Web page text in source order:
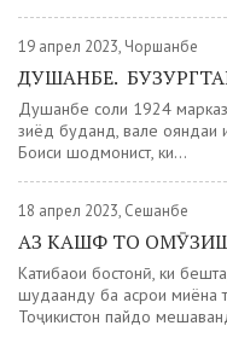
19 апрел 2023, Чоршанбе
ДУШАНБЕ.
Душанбе соли 1924
зиёд буданд, вале ояндаи
Боиси шодмонист, ки...
18 апрел 2023, Сешанбе
АЗ КАШФ ТО
Катибаҳои бостонӣ, ки
шудаанду ба асрҳои миёна
Тоҷикистон пайдо